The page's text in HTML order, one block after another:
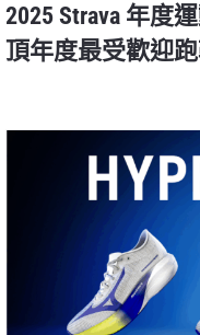
2025 Strava 年度
頂年度最受歡迎